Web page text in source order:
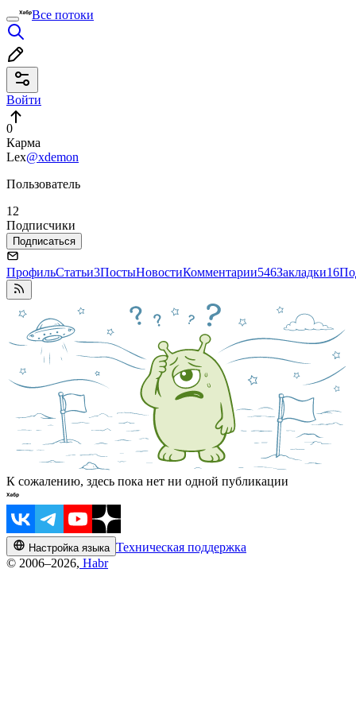
Все потоки
Войти
0
Карма
Lex@xdemon
Пользователь
12
Подписчики
Подписаться
ПрофильСтатьи3ПостыНовостиКомментарии546Закладки16
К сожалению, здесь пока нет ни одной публикации
Настройка языка Техническая поддержка
© 2006–2026, Habr